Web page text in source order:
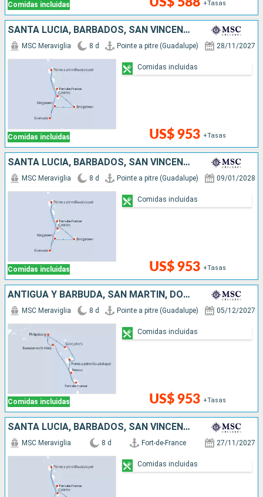
Comidas incluidas +Tasas
SANTA LUCIA, BARBADOS, SAN VINCENT Y LAS GRANADINAS, GRENADA
Comidas incluidas
MSC Meraviglia 8 d Pointe a pitre (Guadalupe) 28/11/2027
US$ 953 +Tasas
Comidas incluidas
SANTA LUCIA, BARBADOS, SAN VINCENT Y LAS GRANADINAS, GRENADA
Comidas incluidas
MSC Meraviglia 8 d Pointe a pitre (Guadalupe) 09/01/2028
US$ 953 +Tasas
Comidas incluidas
ANTIGUA Y BARBUDA, SAN MARTÍN, DOMINICA
Comidas incluidas
MSC Meraviglia 8 d Pointe a pitre (Guadalupe) 05/12/2027
US$ 953 +Tasas
Comidas incluidas
SANTA LUCIA, BARBADOS, SAN VINCENT Y LAS GRANADINAS, GRENADA
MSC Meraviglia 8 d Fort-de-France 27/11/2027
Comidas incluidas